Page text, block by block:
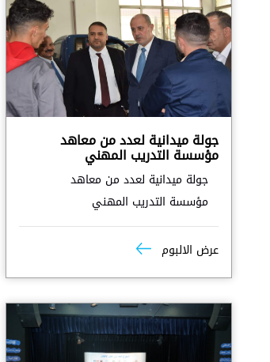
جولة ميدانية لعدد من معاهد
مؤسسة التدريب المهني
جولة ميدانية لعدد من معاهد
مؤسسة التدريب المهني
عرض الالبوم